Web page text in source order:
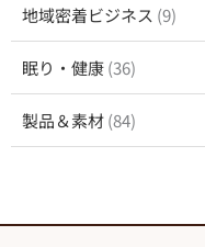
地域密着ビジネス (9)
眠り・健康(36)
製品＆素材(84)